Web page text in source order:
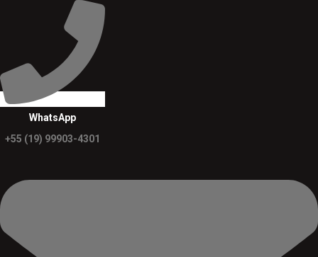
WhatsApp
+55 (19) 99903-4301